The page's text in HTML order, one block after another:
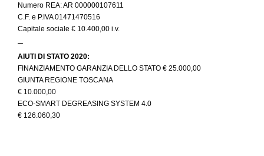
Numero REA: AR 000000107611
C.F. e P.IVA 01471470516
Capitale sociale € 10.400,00 i.v.
–
AIUTI DI STATO 2020:
FINANZIAMENTO GARANZIA DELLO STATO € 25.000,00
GIUNTA REGIONE TOSCANA
€ 10.000,00
ECO-SMART DEGREASING SYSTEM 4.0
€ 126.060,30